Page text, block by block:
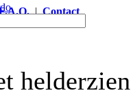
|Contact